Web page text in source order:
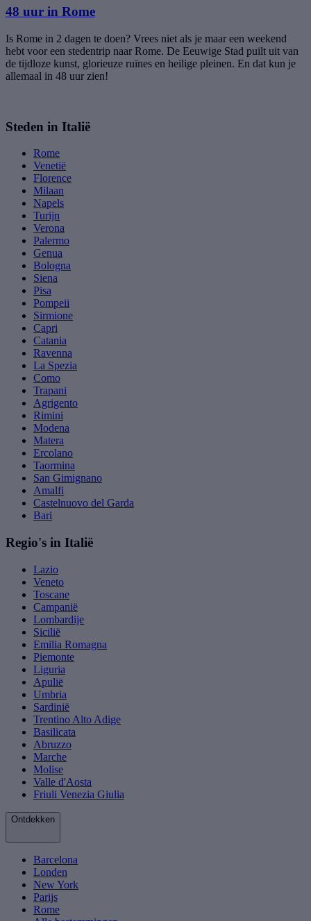
48 uur in Rome
Is Rome in 2 dagen te doen? Vrees niet als je maar een weekend
hebt voor een stedentrip naar Rome. De Eeuwige Stad puilt uit van
de tijdloze kunst, glorieuze ruïnes en heilige pleinen. En dat kun je
allemaal in 48 uur zien!
Steden in Italië
Rome
Venetië
Florence
Milaan
Napels
Turijn
Verona
Palermo
Genua
Bologna
Siena
Pisa
Pompeii
Sirmione
Capri
Catania
Ravenna
La Spezia
Como
Trapani
Agrigento
Rimini
Modena
Matera
Ercolano
Taormina
San Gimignano
Amalfi
Castelnuovo del Garda
Bari
Regio's in Italië
Lazio
Veneto
Toscane
Campanië
Lombardije
Sicilië
Emilia Romagna
Piemonte
Liguria
Apulië
Umbria
Sardinië
Trentino Alto Adige
Basilicata
Abruzzo
Marche
Molise
Valle d'Aosta
Friuli Venezia Giulia
Ontdekken
Barcelona
Londen
New York
Parijs
Rome